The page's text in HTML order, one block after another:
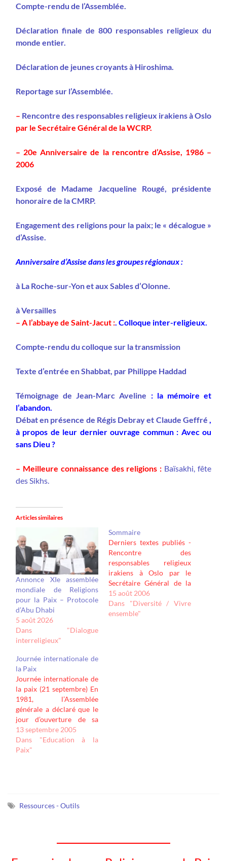
Compte-rendu de l’Assemblée.
Déclaration finale de 800 responsables religieux du
monde entier.
Déclaration de jeunes croyants à Hiroshima.
Reportage sur l’Assemblée.
– Rencontre des responsables religieux irakiens à Oslo
par le Secrétaire Général de la WCRP.
– 20e Anniversaire de la rencontre d’Assise, 1986 –
2006
Exposé de Madame Jacqueline Rougé, présidente
honoraire de la CMRP.
Engagement des religions pour la paix; le « décalogue »
d’Assise.
Anniversaire d’Assise dans les groupes régionaux :
à La Roche-sur-Yon et aux Sables d’Olonne.
à Versailles
– A l’abbaye de Saint-Jacut : . Colloque inter-religieux.
Compte-rendu du colloque sur la transmission
Texte d’entrée en Shabbat, par Philippe Haddad
Témoignage de Jean-Marc Aveline : la mémoire et
l’abandon.
Débat en présence de Régis Debray et Claude Geffré
à propos de leur dernier ouvrage commun : Avec ou
sans Dieu ?
– Meilleure connaissance des religions : Baïsakhi, fête
des Sikhs.
Articles similaires
Annonce XIe assemblée
mondiale de Religions
pour la Paix – Protocole
d’Abu Dhabi
5 août 2026
Dans "Dialogue
interreligieux"
Sommaire
Derniers textes publiés -
Rencontre des
responsables religieux
irakiens à Oslo par le
Secrétaire Général de la
WCRP. - 20e Anniversaire
de la rencontre d'Assise,
1986 – 2006 Exposé de
15 août 2006
Dans "Diversité / Vivre
ensemble"
Journée internationale de
la Paix
Journée internationale de
la paix (21 septembre) En
1981, l’Assemblée
générale a déclaré que le
jour d’ouverture de sa
session ordinaire en
septembre « serait
officiellement proclamé
idéaux de paix…
13 septembre 2005
Dans "Education à la
Paix"
Ressources - Outils